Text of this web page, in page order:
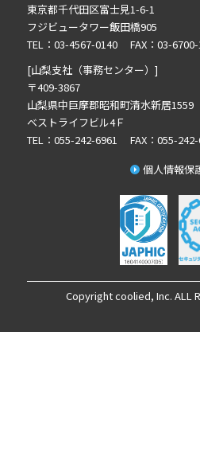
2024年9月の記事一覧(2)
2024年8月の記事一覧(1)
2024年7月の記事一覧(2)
2024年6月の記事一覧(4)
2024年5月の記事一覧(1)
東京都千代田区富士見1-6-1
フジビュータワー飯田橋905
TEL：03-4567-0140 FAX：03-
[山梨支社（事務センター）]
〒409-3867
山梨県中巨摩郡昭和町清水新居1559
ベストライフビル4Ｆ
TEL：055-242-6961 FAX：055-
個人情報保
Copyright coolied, Inc. ALL